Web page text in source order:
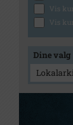
Vis
Vis
Dine valg